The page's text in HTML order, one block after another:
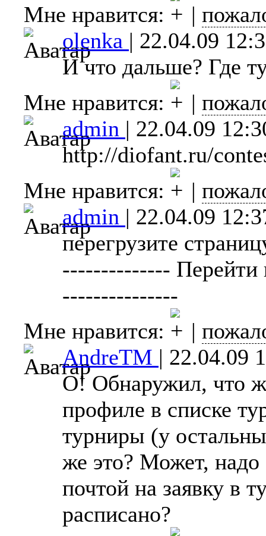
Мне нравится: |
olenka | 22.04.09
И что дальше? Где
Мне нравится:
|
admin | 22.04.09
http://diofant.ru/
Мне нравится:
|
admin | 22.04.09
перегрузите
-------------- Перейти
---------------
Мне нравится:
|
AndreTM | 22.04.09
О! Обнаружил, что
профиле в списке
турниры (у
же это? Может, надо
почтой на заявку в
расписано?